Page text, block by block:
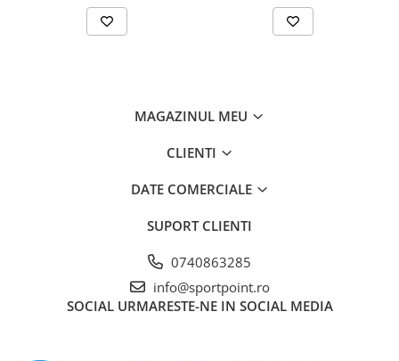
MAGAZINUL MEU
CLIENTI
DATE COMERCIALE
SUPORT CLIENTI
0740863285
info@sportpoint.ro
SOCIAL URMARESTE-NE IN SOCIAL MEDIA